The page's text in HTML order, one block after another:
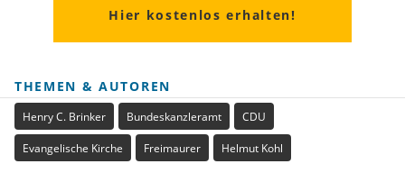
Hier kostenlos erhalten!
THEMEN & AUTOREN
Henry C. Brinker Bundeskanzleramt CDU
Evangelische Kirche Freimaurer Helmut Kohl